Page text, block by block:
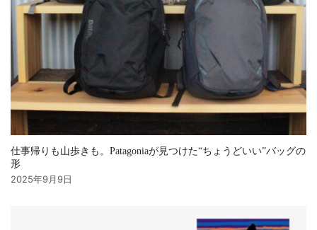
仕事帰りも山歩きも。Patagoniaが見つけた“ちょうどいい”バッグの
形
2025年9月9日